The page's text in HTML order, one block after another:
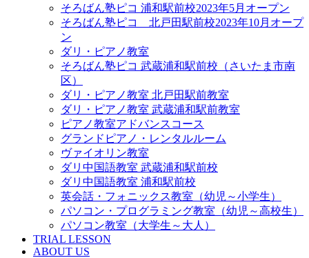
そろばん塾ピコ 浦和駅前校2023年5月オープン
そろばん塾ピコ 北戸田駅前校2023年10月オープ
ン
ダリ・ピアノ教室
そろばん塾ピコ 武蔵浦和駅前校（さいたま市南
区）
ダリ・ピアノ教室 北戸田駅前教室
ダリ・ピアノ教室 武蔵浦和駅前教室
ピアノ教室アドバンスコース
グランドピアノ・レンタルルーム
ヴァイオリン教室
ダリ中国語教室 武蔵浦和駅前校
ダリ中国語教室 浦和駅前校
英会話・フォニックス教室（幼児～小学生）
パソコン・プログラミング教室（幼児～高校生）
パソコン教室（大学生～大人）
TRIAL LESSON
ABOUT US